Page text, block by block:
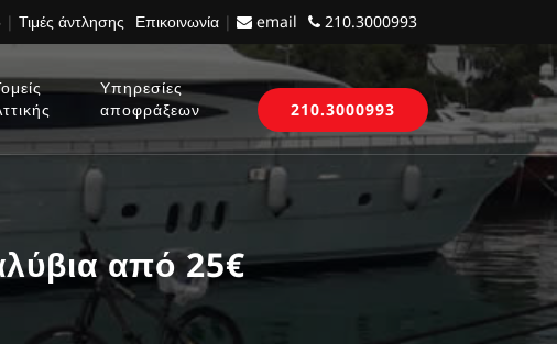
| Τιμές άντλησης Επικοινωνία | email 210.3000993
Υπηρεσίες
αποφράξεων
210.3000993
από 25€